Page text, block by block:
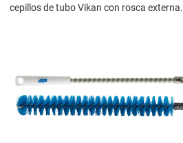
cepillos de tubo Vikan con rosca externa.